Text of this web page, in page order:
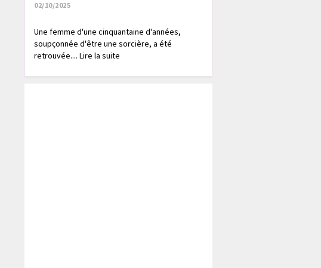
02/10/2025
Une femme d'une cinquantaine d'années,
soupçonnée d'être une sorcière, a été
retrouvée.... Lire la suite